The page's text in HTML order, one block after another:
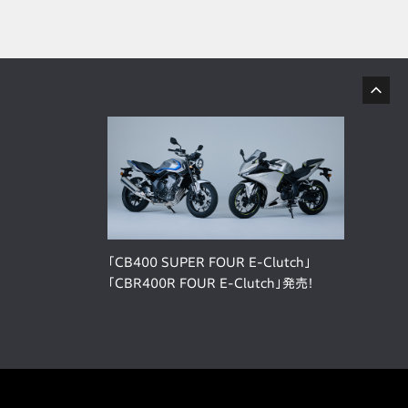
「CB400 SUPER FOUR E-Clutch」
「CBR400R FOUR E-Clutch」発売！